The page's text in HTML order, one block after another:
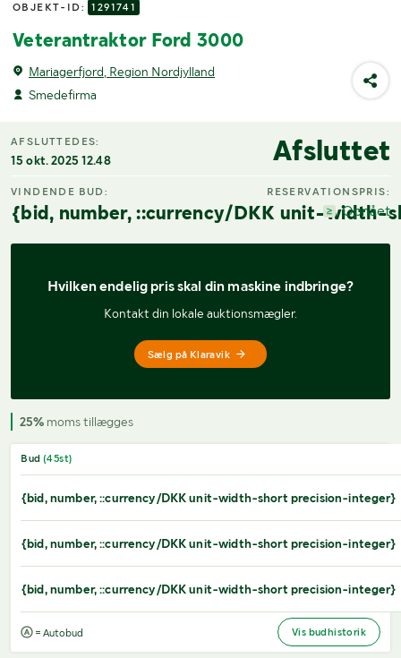
OBJEKT-ID: 1291741
Veterantraktor Ford 3000
Mariagerfjord, Region Nordjylland
Smedefirma
AFSLUTTEDES:
15 okt. 2025 12.48 Afsluttet
VINDENDE BUD:
{bid, number, ::currency/DKK unit-width-
RESERVATIONSPRIS:
Opnået
Hvilken endelig pris skal din maskine indbringe?
Kontakt din lokale auktionsmægler.
Sælg på Klaravik
25% moms tillægges
Bud (45st)
{bid, number, ::currency/DKK unit-width-short precision-integer}
{bid, number, ::currency/DKK unit-width-short precision-integer}
{bid, number, ::currency/DKK unit-width-short precision-integer}
= Autobud Vis budhistorik